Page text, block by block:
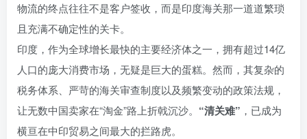
物流的终点往往不是客户签收，而是印度海关那一道道繁琐
且充满不确定性的关卡。
印度，作为全球增长最快的主要经济体之一，拥有超过14亿
人口的庞大消费市场，无疑是巨大的蛋糕。然而，其复杂的
税务体系、严苛的海关审查制度以及频繁变动的政策法规，
让无数中国卖家在“淘金”路上折戟沉沙。 “清关难” ，已成为
横亘在中印贸易之间最大的拦路虎。